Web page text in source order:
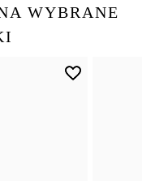
WYBRANE